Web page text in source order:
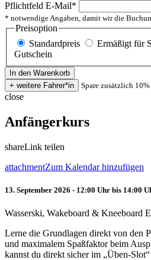
Pflichtfeld E-Mail*
* notwendige Angaben, damit wir die
Preisoption
Standardpreis
Ermäßigt für
Gutschein
Spare zusätzlich
close
Anfängerkurs
shareLink teilen
attachmentZum Kalendar hinzufügen
13. September 2026 - 12:00 Uhr bis 14:00
Wasserski, Wakeboard & Kneeboard
Lerne die Grundlagen direkt von den
und maximalem Spaßfaktor beim
kannst du direkt sicher im „Üben-